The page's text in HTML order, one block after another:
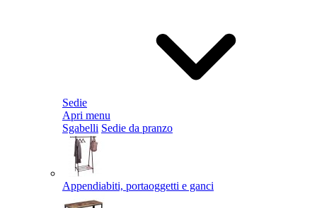
Sedie
Apri menu
Sgabelli Sedie da pranzo
Appendiabiti, portaoggetti e ganci